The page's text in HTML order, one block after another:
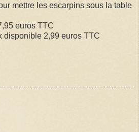
mettre les escarpins sous la table
euros TTC
disponible 2,99 euros TTC